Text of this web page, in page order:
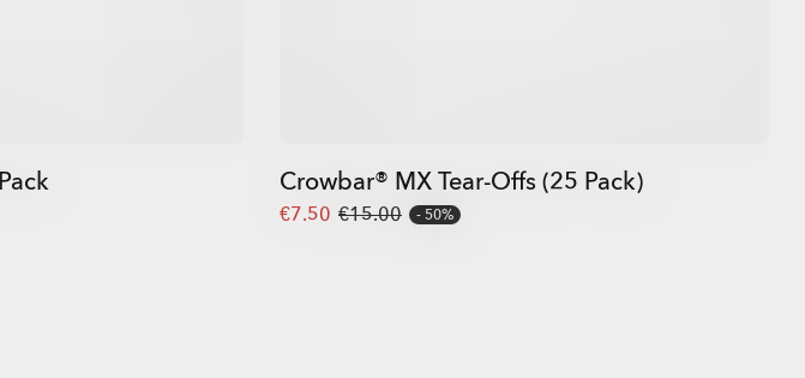
Crowbar® MX Tear-Offs (25 Pack)
€7.50 €15.00 50%